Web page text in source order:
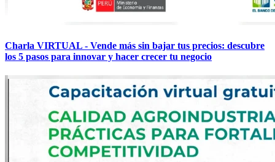
Charla VIRTUAL - Vende más sin bajar tus precios: descubre
los 5 pasos para innovar y hacer crecer tu negocio